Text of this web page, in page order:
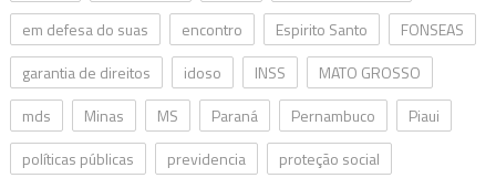
em defesa do suas
encontro Espirito Santo
FONSEAS
garantia de direitos
idoso INSS
MATO GROSSO
mds
Minas MS Paraná Pernambuco
Piaui
políticas públicas
previdencia
proteção social